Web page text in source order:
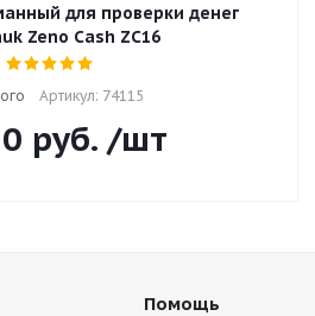
для проверки денег
Zeno Cash ZC16
Артикул: 74115
руб. /шт
Помощь